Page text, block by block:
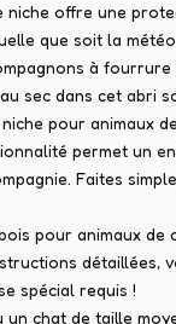
offre une
que soit la
à
sec dans cet abri
pour animaux
permet un
Faites
pour animaux
détaillées,
spécial requis !
chat de taille